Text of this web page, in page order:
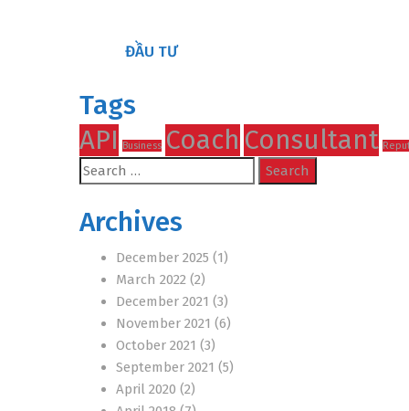
ĐẦU TƯ
Tags
API Business Coach Consultant
Search
for:
Archives
December 2025 (1)
March 2022 (2)
December 2021 (3)
November 2021 (6)
October 2021 (3)
September 2021 (5)
April 2020 (2)